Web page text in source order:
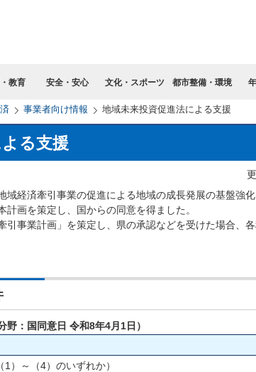
教育 安全・安心 文化・スポーツ 都市整備・環境
事業者向け情報 地域未来投資促進法による支援
る支援
経済牽引事業の促進による地域の成長発展の基盤強化
画を策定し、国からの同意を得ました。
事業計画」を策定し、県の承認などを受けた場合、
：国同意日 令和8年4月1日）
）～（4）のいずれか）